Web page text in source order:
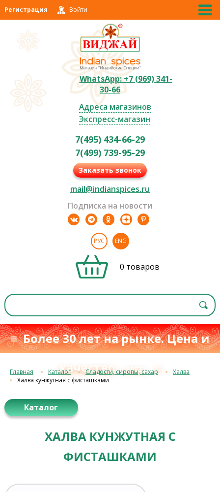
Регистрация Войти
WhatsApp: +7 (969) 341-
30-66
Адреса магазинов
Экспресс-магазин
7(495) 434-66-29
7(499) 739-95-29
Заказать звонок
mail@indianspices.ru
Подписка на новости
РУС ENG
0 товаров
≡ Более 30 лет на рынке. Цена и
качествос 1993 г.≡
Главная Каталог Сладости, сиропы, сахар
Халва
Халва кунжутная с фисташками
Каталог
ХАЛВА КУНЖУТНАЯ С
ФИСТАШКАМИ